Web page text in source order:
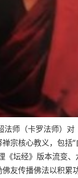
法师（卡罗法师）
宗核心教义，包括“
《坛经》版本流变
友传播佛法以积累